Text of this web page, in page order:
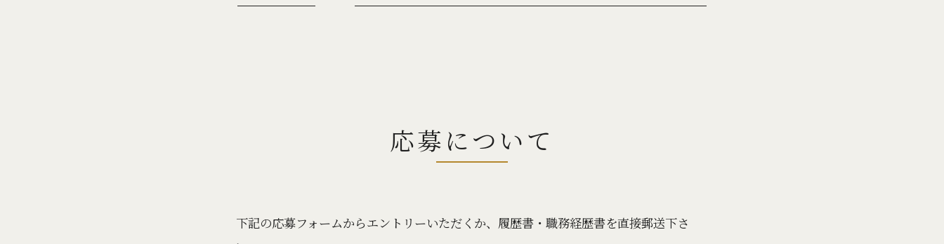
応募について
下記の応募フォームからエントリーいただくか、履歴書・職務経歴書を直接郵送下さ